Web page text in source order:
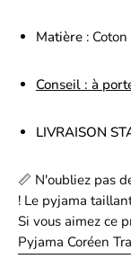
Matière : Coton
Conseil : à
LIVRAISON
📏 N'oubliez pas
! Le pyjama
Si vous aimez ce
Pyjama Coréen